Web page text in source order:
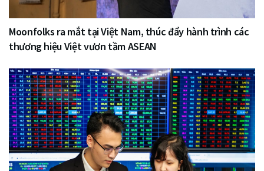
Moonfolks ra mắt tại Việt Nam, thúc đẩy hành trình các
thương hiệu Việt vươn tầm ASEAN